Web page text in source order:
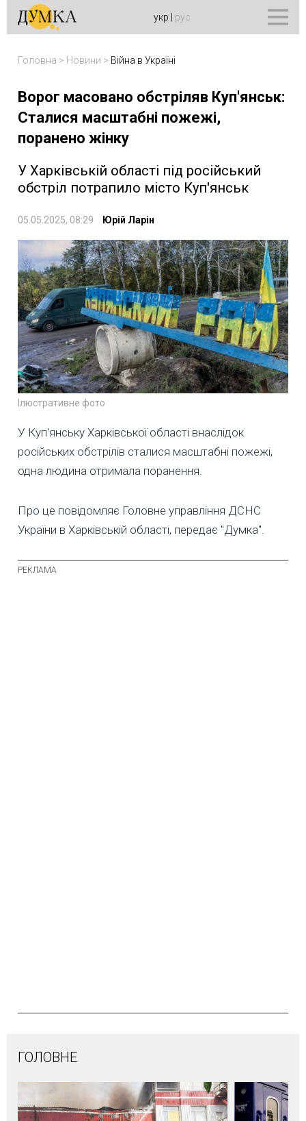
укр рус
Головна > Новини > Війна в Україні
Ворог масовано обстріляв Куп'янськ:
Сталися масштабні пожежі,
поранено жінку
У Харківській області під російський
обстріл потрапило місто Куп'янськ
05.05.2025, 08:29 Юрій Ларін
Ілюстративне фото
У Куп'янську Харківської області внаслідок
російських обстрілів сталися масштабні пожежі,
одна людина отримала поранення.
Про це повідомляє Головне управління ДСНС
України в Харківській області, передає "Думка".
ГОЛОВНЕ